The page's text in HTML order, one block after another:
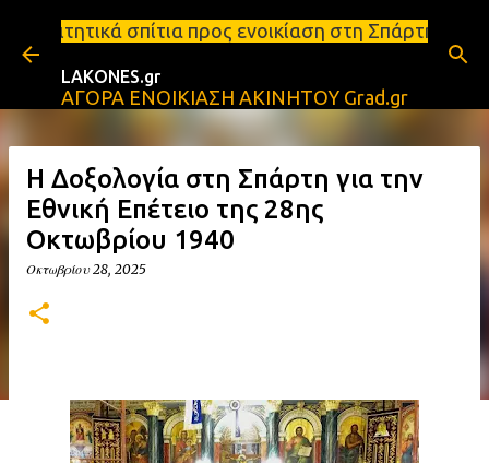
Μετάβαση στο κύριο περιεχόμενο
προς ενοικίαση στη Σπάρτη Ενοικιάσεις
LAKONES.gr
ΑΓΟΡΑ ΕΝΟΙΚΙΑΣΗ ΑΚΙΝΗΤΟΥ Grad.gr
Η Δοξολογία στη Σπάρτη για την
Εθνική Επέτειο της 28ης
Οκτωβρίου 1940
Οκτωβρίου 28, 2025